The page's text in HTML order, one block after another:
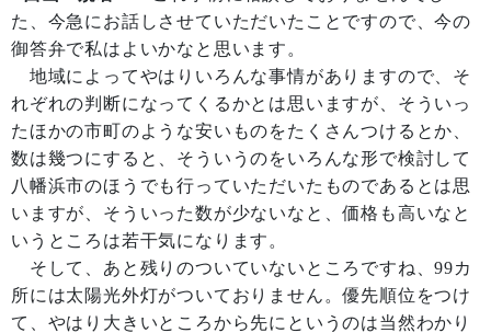
た、今急にお話しさせていただいたことですので、今の
御答弁で私はよいかなと思います。
地域によってやはりいろんな事情がありますので、そ
れぞれの判断になってくるかとは思いますが、そういっ
たほかの市町のような安いものをたくさんつけるとか、
数は幾つにすると、そういうのをいろんな形で検討して
八幡浜市のほうでも行っていただいたものであるとは思
いますが、そういった数が少ないなと、価格も高いなと
いうところは若干気になります。
そして、あと残りのついていないところですね、99カ
所には太陽光外灯がついておりません。優先順位をつけ
て、やはり大きいところから先にというのは当然わかり